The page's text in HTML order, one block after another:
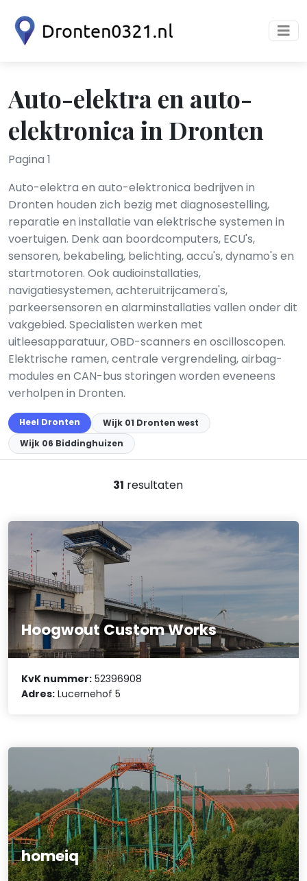
Auto-elektra en auto-
elektronica in Dronten
Pagina 1
Auto-elektra en auto-elektronica bedrijven in
Dronten houden zich bezig met diagnosestelling,
reparatie en installatie van elektrische systemen in
voertuigen. Denk aan boordcomputers, ECU's,
sensoren, bekabeling, belichting, accu's, dynamo's en
startmotoren. Ook audioinstallaties,
navigatiesystemen, achteruitrijcamera's,
parkeersensoren en alarminstallaties vallen onder dit
vakgebied. Specialisten werken met
uitleesapparatuur, OBD-scanners en oscilloscopen.
Elektrische ramen, centrale vergrendeling, airbag-
modules en CAN-bus storingen worden eveneens
verholpen in Dronten.
Heel Dronten
Wijk 01 Dronten west
Wijk 06 Biddinghuizen
31 resultaten
Hoogwout Custom Works
KvK nummer: 52396908
Adres: Lucernehof 5
homeiq